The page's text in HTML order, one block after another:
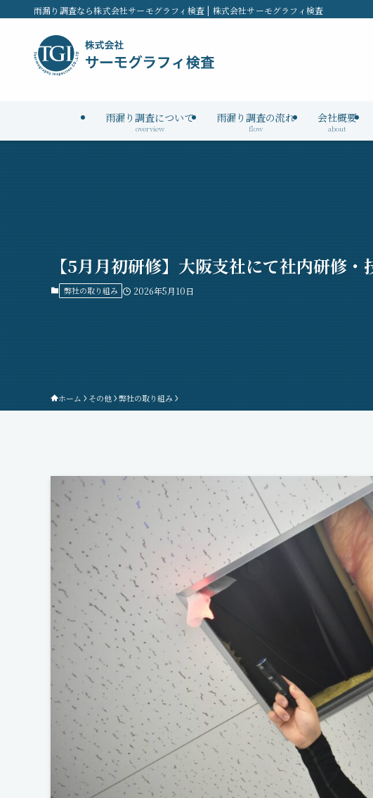
雨漏り調査なら株式会社サーモグラフィ検査 | 株式会社サーモグラフィ検査
雨漏り調査について
overview
雨漏り調査の流れ
flow
会社概要
about
【5月月初研修】大阪支社にて社内研修・
弊社の取り組み 2026年5月10日
ホーム その他 弊社の取り組み